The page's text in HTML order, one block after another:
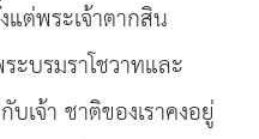
แต่พระเจ้าตากสิน
บรมราโชวาทและ
เจ้า ชาติของเราคงอยู่